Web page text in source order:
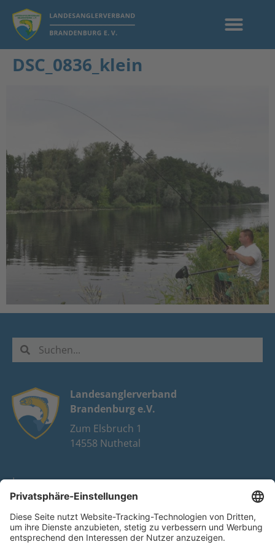
DSC_0836_klein
Landesanglerverband
Brandenburg e.V.
Zum Elsbruch 1
14558 Nuthetal
Impressum
Datenschutz
FAQ